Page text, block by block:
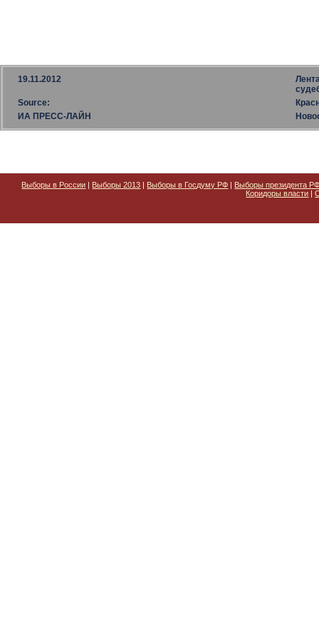
19.11.2012
Source:
ИА ПРЕСС-ЛАЙН
Выборы в России | Выборы 2013 | Выборы в Госдуму РФ | Выборы президента
Коридоры власти |